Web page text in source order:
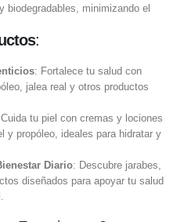
biodegradables, minimizando el
:
: Fortalece tu salud con
jalea real y otros productos
tu piel con cremas y lociones
y propóleo, ideales para hidratar y
Diario: Descubre jarabes,
diseñados para apoyar tu salud